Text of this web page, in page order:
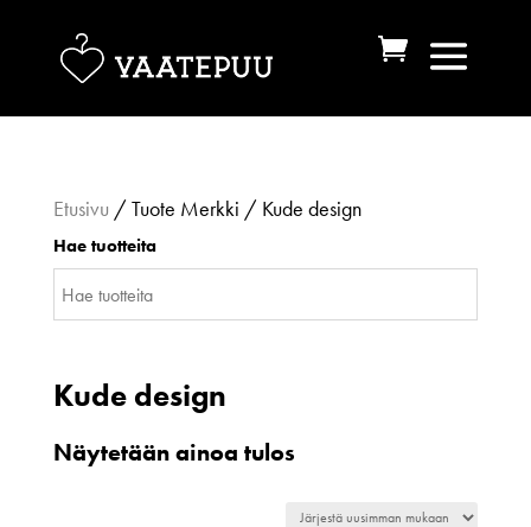
Etusivu / Tuote Merkki / Kude design
Hae tuotteita
Kude design
Näytetään ainoa tulos